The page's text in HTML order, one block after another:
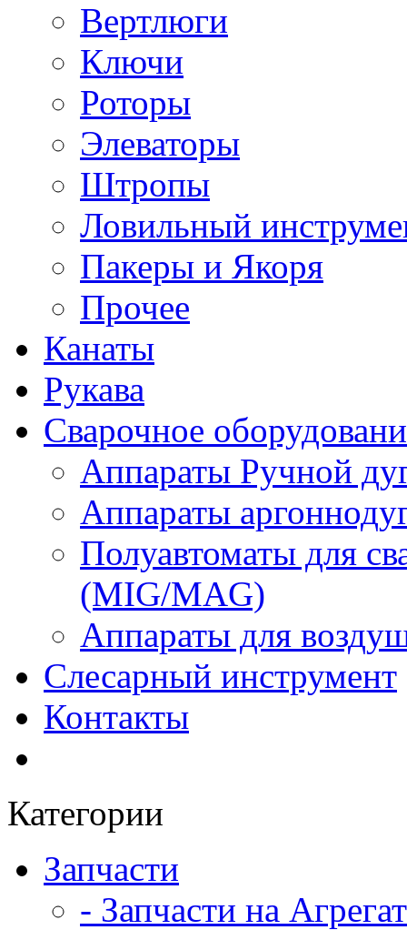
Вертлюги
Ключи
Роторы
Элеваторы
Штропы
Ловильный
Пакеры и Якоря
Прочее
Канаты
Рукава
Сварочное
Аппараты Ручной
Аппараты
Полуавтоматы для
(MIG/MAG)
Аппараты для
Слесарный инструмент
Контакты
Категории
Запчасти
- Запчасти на